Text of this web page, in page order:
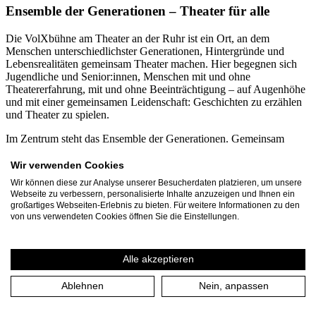
Ensemble der Generationen – Theater für alle
Die VolXbühne am Theater an der Ruhr ist ein Ort, an dem
Menschen unterschiedlichster Generationen, Hintergründe und
Lebensrealitäten gemeinsam Theater machen. Hier begegnen sich
Jugendliche und Senior:innen, Menschen mit und ohne
Theatererfahrung, mit und ohne Beeinträchtigung – auf Augenhöhe
und mit einer gemeinsamen Leidenschaft: Geschichten zu erzählen
und Theater zu spielen.
Im Zentrum steht das Ensemble der Generationen. Gemeinsam
gesellschaftlichen Themen oder setzen sich kreativ mit
zeitgenössischen und klassischen Theatertexten auseinander. Aus
unterschiedlichen Perspektiven entstehen Inszenierungen, die
zeigen, wie bereichernd Vielfalt für die Kunst sein kann. Die
Beteiligten sind zwischen 12 und 99 Jahren alt. Jedes Jahr
VolXbühne. Gemeinsam mit dem dreiköpfigen Leitungsteam
entstehen jährlich rund 30 Veranstaltungen und Aufführungen, die
von etwa 1.500 Zuschauer besucht werden.
Wir verwenden Cookies
Wir können diese zur Analyse unserer Besucherdaten platzieren, um unsere
Webseite zu verbessern, personalisierte Inhalte anzuzeigen und Ihnen ein
großartiges Webseiten-Erlebnis zu bieten. Für weitere Informationen zu den
von uns verwendeten Cookies öffnen Sie die Einstellungen.
Alle akzeptieren
Ablehnen Nein, anpassen